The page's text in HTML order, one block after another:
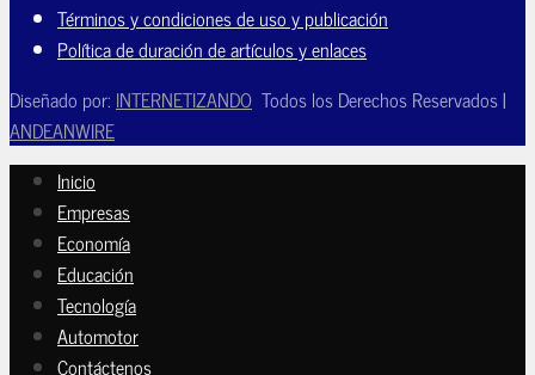
Términos y condiciones de uso y publicación
Política de duración de artículos y enlaces
Diseñado por: INTERNETIZANDO Todos los Derechos Reservados |
ANDEANWIRE
Inicio
Empresas
Economía
Educación
Tecnología
Automotor
Contáctenos